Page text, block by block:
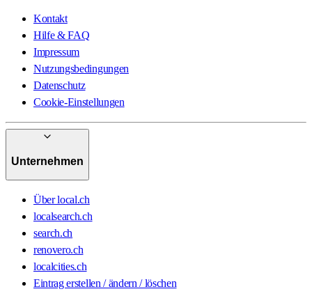
Kontakt
Hilfe & FAQ
Impressum
Nutzungsbedingungen
Datenschutz
Cookie-Einstellungen
Unternehmen
Über local.ch
localsearch.ch
search.ch
renovero.ch
localcities.ch
Eintrag erstellen / ändern / löschen